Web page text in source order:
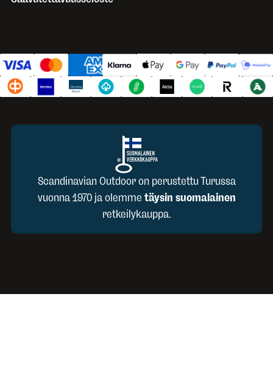
Scandinavian Outdoor on perustettu Turussa
vuonna 1970 ja olemme täysin suomalainen
retkeilykauppa.